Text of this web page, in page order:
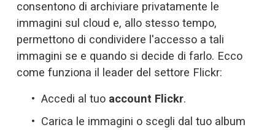
consentono di archiviare privatamente le
immagini sul cloud e, allo stesso tempo,
permettono di condividere l'accesso a tali
immagini se e quando si decide di farlo. Ecco
come funziona il leader del settore Flickr:
Accedi al tuo account Flickr.
Carica le immagini o scegli dal tuo album